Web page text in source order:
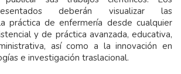
deberán visualizar las
práctica de enfermería desde cualquier
y de práctica avanzada, educativa,
así como a la innovación en
e investigación traslacional.